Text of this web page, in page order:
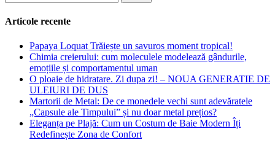
după:
Articole recente
Papaya Loquat Trăiește un savuros moment tropical!
Chimia creierului: cum moleculele modelează gândurile,
emoțiile și comportamentul uman
O ploaie de hidratare. Zi dupa zi! – NOUA GENERATIE DE
ULEIURI DE DUS
Martorii de Metal: De ce monedele vechi sunt adevăratele
„Capsule ale Timpului” și nu doar metal prețios?
Eleganța pe Plajă: Cum un Costum de Baie Modern Îți
Redefinește Zona de Confort